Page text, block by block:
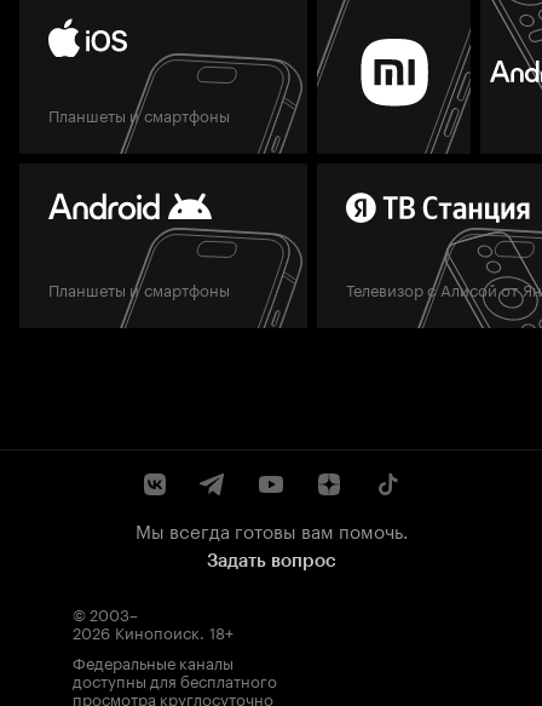
Планшеты и смартфоны
Планшеты и смартфоны Телевизор с Алисой от
Мы всегда готовы вам помочь.
Задать вопрос
© 2003–
2026 Кинопоиск. 18+
Федеральные каналы
доступны для бесплатного
просмотра круглосуточно